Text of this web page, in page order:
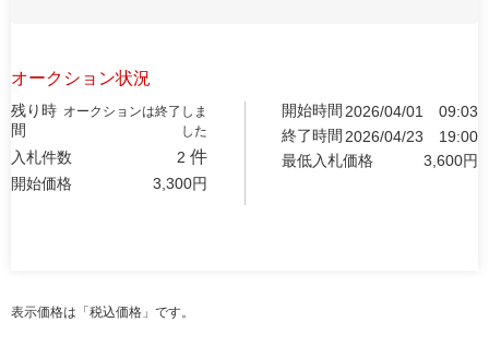
オークション状況
残り時
間
オークションは終了しま
した
入札件数 2 件
開始価格 3,300円
開始時間 2026/04/01
09:03
終了時間 2026/04/23
19:00
最低入札価格
3,600円
表示価格は「税込価格」です。